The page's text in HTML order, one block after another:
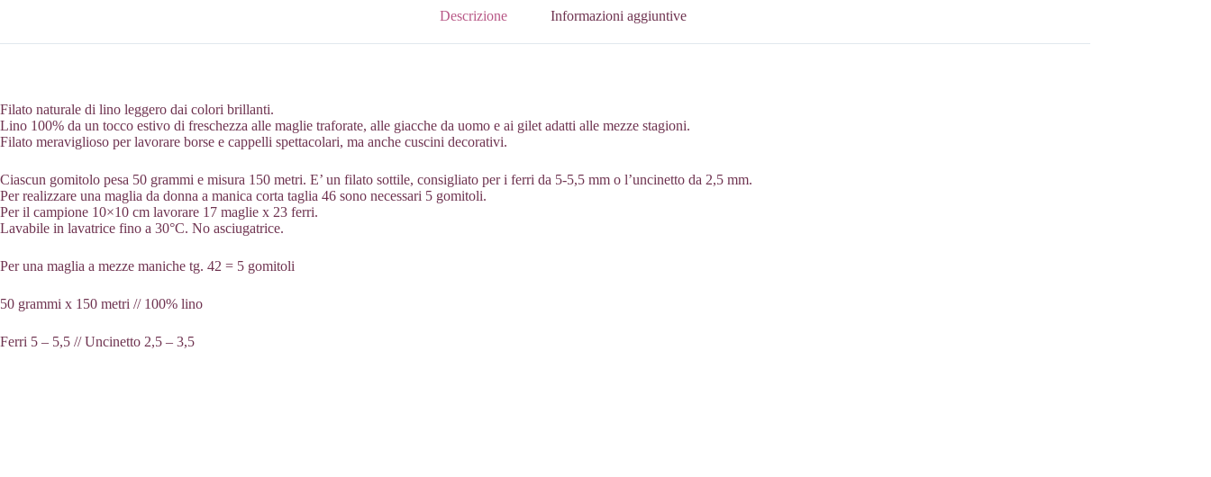
Descrizione Informazioni aggiuntive
Filato naturale di lino leggero dai colori brillanti.
Lino 100% da un tocco estivo di freschezza alle maglie traforate, alle giacche da uomo e ai gilet adatti alle mezze stagioni.
Filato meraviglioso per lavorare borse e cappelli spettacolari, ma anche cuscini decorativi.
Ciascun gomitolo pesa 50 grammi e misura 150 metri. E’ un filato sottile, consigliato per i ferri da 5-5,5 mm o l’uncinetto da 2,5 mm.
Per realizzare una maglia da donna a manica corta taglia 46 sono necessari 5 gomitoli.
Per il campione 10×10 cm lavorare 17 maglie x 23 ferri.
Lavabile in lavatrice fino a 30°C. No asciugatrice.
Per una maglia a mezze maniche tg. 42 = 5 gomitoli
50 grammi x 150 metri // 100% lino
Ferri 5 – 5,5 // Uncinetto 2,5 – 3,5